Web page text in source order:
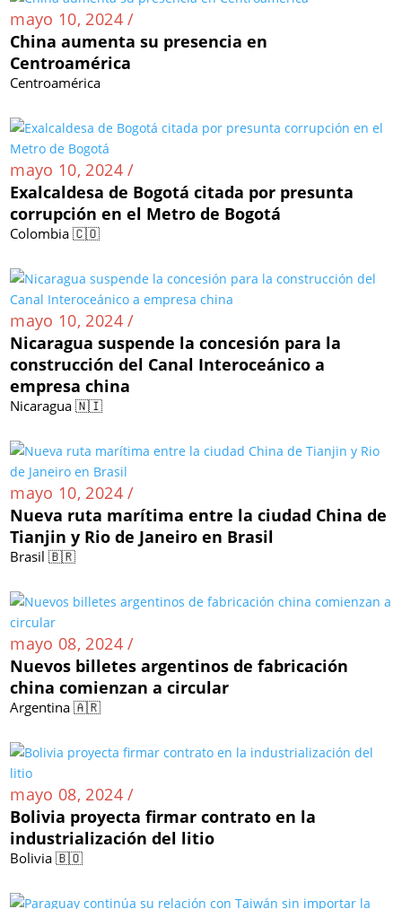
mayo 10, 2024 /
China aumenta su presencia en
Centroamérica
Centroamérica
mayo 10, 2024 /
Exalcaldesa de Bogotá citada por presunta
corrupción en el Metro de Bogotá
Colombia 🇨🇴
mayo 10, 2024 /
Nicaragua suspende la concesión para la
construcción del Canal Interoceánico a
empresa china
Nicaragua 🇳🇮
mayo 10, 2024 /
Nueva ruta marítima entre la ciudad China de
Tianjin y Rio de Janeiro en Brasil
Brasil 🇧🇷
mayo 08, 2024 /
Nuevos billetes argentinos de fabricación
china comienzan a circular
Argentina 🇦🇷
mayo 08, 2024 /
Bolivia proyecta firmar contrato en la
industrialización del litio
Bolivia 🇧🇴